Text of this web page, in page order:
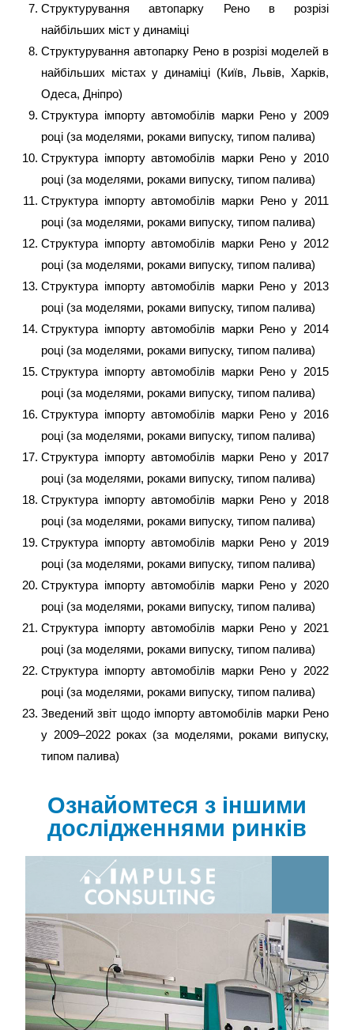
Структурування автопарку Рено в розрізі
найбільших міст у динаміці
Структурування автопарку Рено в розрізі моделей в
найбільших містах у динаміці (Київ, Львів, Харків,
Одеса, Дніпро)
Структура імпорту автомобілів марки Рено у 2009
році (за моделями, роками випуску, типом палива)
Структура імпорту автомобілів марки Рено у 2010
році (за моделями, роками випуску, типом палива)
Структура імпорту автомобілів марки Рено у 2011
році (за моделями, роками випуску, типом палива)
Структура імпорту автомобілів марки Рено у 2012
році (за моделями, роками випуску, типом палива)
Структура імпорту автомобілів марки Рено у 2013
році (за моделями, роками випуску, типом палива)
Структура імпорту автомобілів марки Рено у 2014
році (за моделями, роками випуску, типом палива)
Структура імпорту автомобілів марки Рено у 2015
році (за моделями, роками випуску, типом палива)
Структура імпорту автомобілів марки Рено у 2016
році (за моделями, роками випуску, типом палива)
Структура імпорту автомобілів марки Рено у 2017
році (за моделями, роками випуску, типом палива)
Структура імпорту автомобілів марки Рено у 2018
році (за моделями, роками випуску, типом палива)
Структура імпорту автомобілів марки Рено у 2019
році (за моделями, роками випуску, типом палива)
Структура імпорту автомобілів марки Рено у 2020
році (за моделями, роками випуску, типом палива)
Структура імпорту автомобілів марки Рено у 2021
році (за моделями, роками випуску, типом палива)
Структура імпорту автомобілів марки Рено у 2022
році (за моделями, роками випуску, типом палива)
Зведений звіт щодо імпорту автомобілів марки Рено
у 2009–2022 роках (за моделями, роками випуску,
типом палива)
Ознайомтеся з іншими
дослідженнями ринків